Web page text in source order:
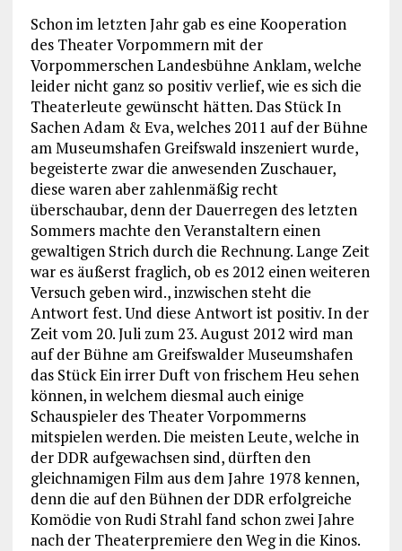
Schon im letzten Jahr gab es eine Kooperation
des Theater Vorpommern mit der
Vorpommerschen Landesbühne Anklam, welche
leider nicht ganz so positiv verlief, wie es sich die
Theaterleute gewünscht hätten. Das Stück In
Sachen Adam & Eva, welches 2011 auf der Bühne
am Museumshafen Greifswald inszeniert wurde,
begeisterte zwar die anwesenden Zuschauer,
diese waren aber zahlenmäßig recht
überschaubar, denn der Dauerregen des letzten
Sommers machte den Veranstaltern einen
gewaltigen Strich durch die Rechnung. Lange Zeit
war es äußerst fraglich, ob es 2012 einen weiteren
Versuch geben wird., inzwischen steht die
Antwort fest. Und diese Antwort ist positiv. In der
Zeit vom 20. Juli zum 23. August 2012 wird man
auf der Bühne am Greifswalder Museumshafen
das Stück Ein irrer Duft von frischem Heu sehen
können, in welchem diesmal auch einige
Schauspieler des Theater Vorpommerns
mitspielen werden. Die meisten Leute, welche in
der DDR aufgewachsen sind, dürften den
gleichnamigen Film aus dem Jahre 1978 kennen,
denn die auf den Bühnen der DDR erfolgreiche
Komödie von Rudi Strahl fand schon zwei Jahre
nach der Theaterpremiere den Weg in die Kinos.